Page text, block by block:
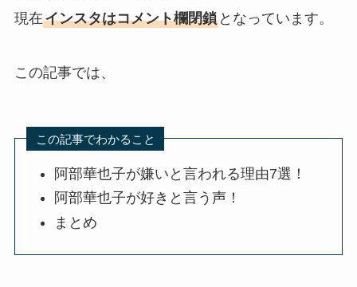
現在インスタはコメント欄閉鎖となっています。
この記事では、
この記事でわかること
阿部華也子が嫌いと言われる理由7選！
阿部華也子が好きと言う声！
まとめ